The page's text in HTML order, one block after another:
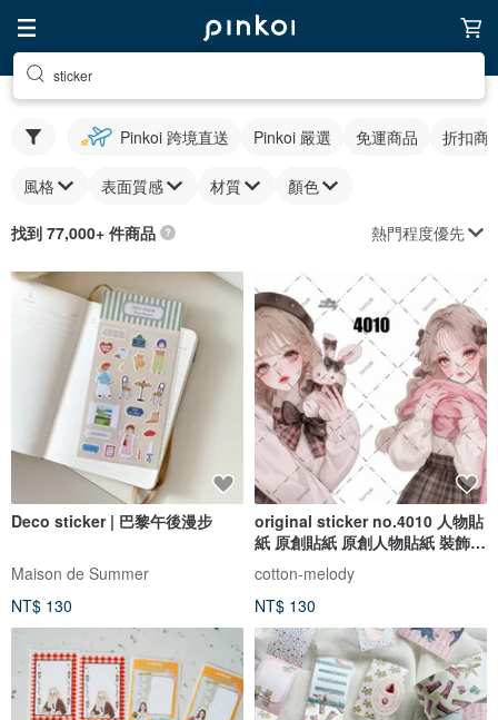
sticker
Pinkoi 跨境直送 Pinkoi 嚴選 免運商品 折扣商
風格 表面質感 材質 顏色
找到 77,000+ 件商品 熱門程度優先
Deco sticker | 巴黎午後漫步
Maison de Summer
NT$ 130
original sticker no.4010 人物貼
紙 原創貼紙 原創人物貼紙 裝飾貼
紙 cotton melody
cotton-melody
NT$ 130